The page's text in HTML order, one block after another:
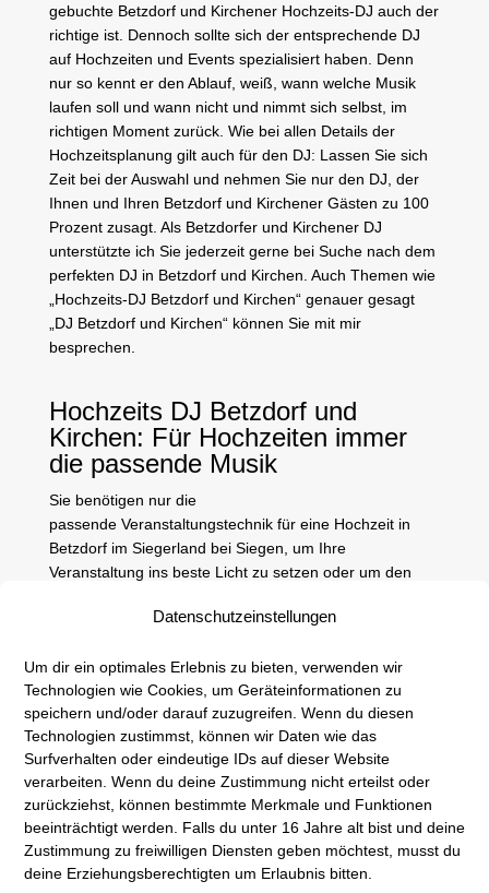
Datenschutzeinstellungen
Um dir ein optimales Erlebnis zu bieten, verwenden wir
Technologien wie Cookies, um Geräteinformationen zu
speichern und/oder darauf zuzugreifen. Wenn du diesen
Technologien zustimmst, können wir Daten wie das
Surfverhalten oder eindeutige IDs auf dieser Website
verarbeiten. Wenn du deine Zustimmung nicht erteilst oder
zurückziehst, können bestimmte Merkmale und Funktionen
beeinträchtigt werden. Falls du unter 16 Jahre alt bist und deine
Zustimmung zu freiwilligen Diensten geben möchtest, musst du
deine Erziehungsberechtigten um Erlaubnis bitten.
gebuchte Betzdorf und Kirchener Hochzeits-DJ auch der
richtige ist. Dennoch sollte sich der entsprechende DJ
auf Hochzeiten und Events spezialisiert haben. Denn
nur so kennt er den Ablauf, weiß, wann welche Musik
laufen soll und wann nicht und nimmt sich selbst, im
richtigen Moment zurück. Wie bei allen Details der
Hochzeitsplanung gilt auch für den DJ: Lassen Sie sich
Zeit bei der Auswahl und nehmen Sie nur den DJ, der
Ihnen und Ihren Betzdorf und Kirchener Gästen zu 100
Prozent zusagt. Als Betzdorfer und Kirchener DJ
unterstützte ich Sie jederzeit gerne bei Suche nach dem
perfekten DJ in Betzdorf und Kirchen. Auch Themen wie
„Hochzeits-DJ Betzdorf und Kirchen“ genauer gesagt
„DJ Betzdorf und Kirchen“ können Sie mit mir
besprechen.
Hochzeits DJ Betzdorf und
Kirchen: Für Hochzeiten immer
die passende Musik
Sie benötigen nur die
passende Veranstaltungstechnik für eine Hochzeit in
Betzdorf im Siegerland bei Siegen, um Ihre
Veranstaltung ins beste Licht zu setzen oder um den
richtige Partner. Bei einer Zusammenarbeit stehen
Mittelpunkt des Handelns. Nehmen Sie mit uns Kontakt
auf. Ich helfe Ihnen gerne in allen Fragen rund um Ihre
Veranstaltung. Die Musik bei einem Event ist ein
wesentlicher Faktor, der darüber entscheidet, wie Ihren
Gästen das Fest in Erinnerung bleibt. Vor allem für
Hochzeiten ist ein Betzdorf und Kirchener DJ eine echte
Alternative zur live Band oder Musik vom Band. Wichtig
ist, dass ein guter DJ zu Ihnen und Ihrem Event passt,
sich diesem also anpassen kann. Er sollte Ihre Wünsche
respektieren und nicht im Alleingang über den